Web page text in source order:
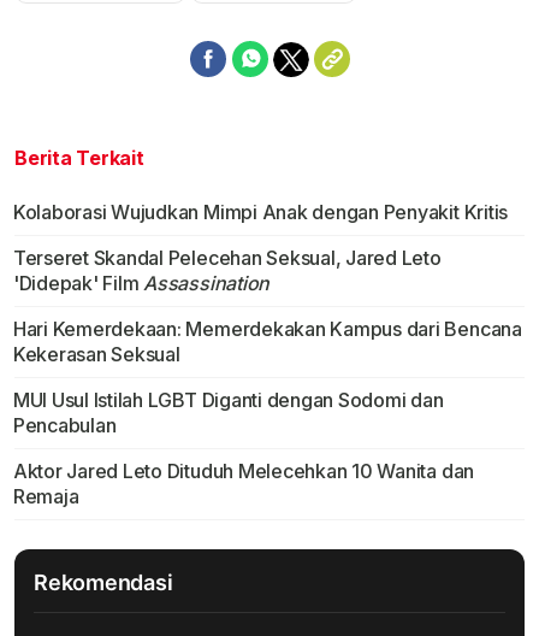
Berita Terkait
Kolaborasi Wujudkan Mimpi Anak dengan Penyakit Kritis
Terseret Skandal Pelecehan Seksual, Jared Leto
'Didepak' FilmAssassination
Hari Kemerdekaan: Memerdekakan Kampus dari Bencana
Kekerasan Seksual
MUI Usul Istilah LGBT Diganti dengan Sodomi dan
Pencabulan
Aktor Jared Leto Dituduh Melecehkan 10 Wanita dan
Remaja
Rekomendasi